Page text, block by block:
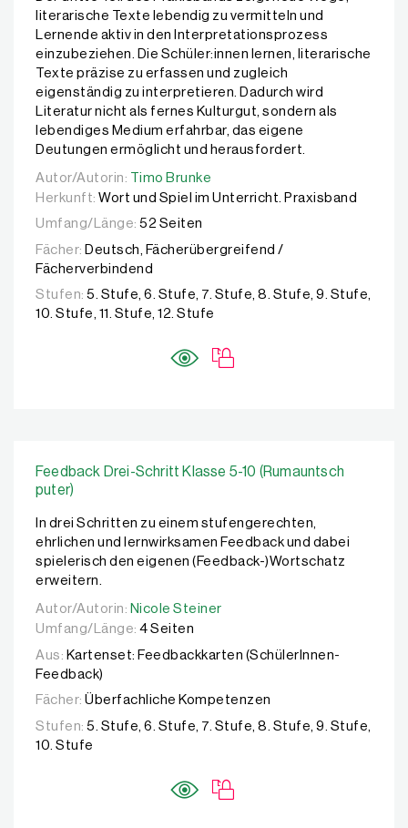
literarische Texte lebendig zu vermitteln und
Lernende aktiv in den Interpretationsprozess
einzubeziehen. Die Schüler:innen lernen, literarische
Texte präzise zu erfassen und zugleich
eigenständig zu interpretieren. Dadurch wird
Literatur nicht als fernes Kulturgut, sondern als
lebendiges Medium erfahrbar, das eigene
Deutungen ermöglicht und herausfordert.
Autor/Autorin: Timo Brunke
Autor/Autorin:
Timo Brunke
Herkunft: Wort und Spiel im Unterricht. Praxisband
Umfang/Länge: 52 Seiten
Fächer: Deutsch, Fächerübergreifend /
Fächerverbindend
Stufen: 5. Stufe, 6. Stufe, 7. Stufe, 8. Stufe, 9. Stufe,
10. Stufe, 11. Stufe, 12. Stufe
Feedback Drei-Schritt Klasse 5-10 (Rumauntsch
puter)
In drei Schritten zu einem stufengerechten,
ehrlichen und lernwirksamen Feedback und dabei
spielerisch den eigenen (Feedback-)Wortschatz
erweitern.
Autor/Autorin: Nicole Steiner
Autor/Autorin: Nicole Steiner
Umfang/Länge: 4 Seiten
Aus: Kartenset: Feedbackkarten (SchülerInnen-
Feedback)
Fächer: Überfachliche Kompetenzen
Stufen: 5. Stufe, 6. Stufe, 7. Stufe, 8. Stufe, 9. Stufe,
10. Stufe